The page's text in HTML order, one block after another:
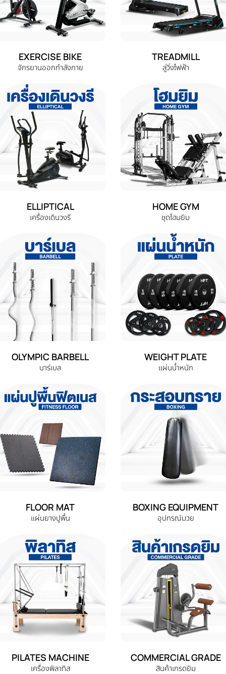
EXERCISE BIKE
จักรยานออกกำลังกาย
TREADMILL
ลู่วิ่งไฟฟ้า
ELLIPTICAL
เครื่องเดินวงรี
HOME GYM
ชุดโฮมยิม
OLYMPIC BARBELL
บาร์เบล
WEIGHT PLATE
แผ่นน้ำหนัก
FLOOR MAT
แผ่นยางปูพื้น
BOXING EQUIPMENT
อุปกรณ์มวย
PILATES MACHINE
เครื่องพิลาทิส
COMMERCIAL GRADE
สินค้าเกรดยิม